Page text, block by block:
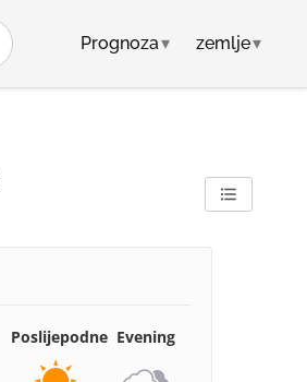
Prognoza▾ zemlje▾
Poslijepodne Evening